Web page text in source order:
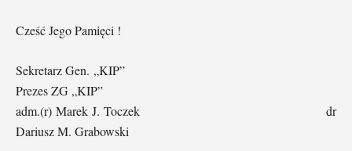
Cześć Jego Pamięci !
Sekretarz Gen. „KIP”
Prezes ZG „KIP”
adm.(r) Marek J. Toczek dr
Dariusz M. Grabowski